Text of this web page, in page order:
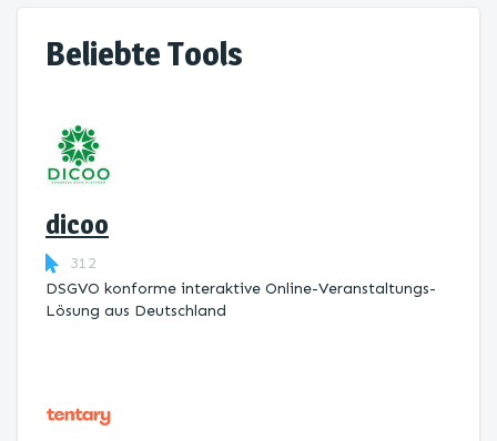
Beliebte Tools
dicoo
312
DSGVO konforme interaktive Online-Veranstaltungs-
Lösung aus Deutschland